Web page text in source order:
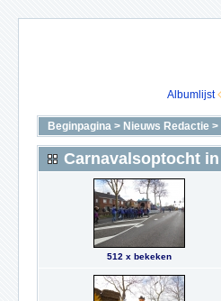
Albumlijst
Beginpagina > Nieuws Redactie >
Carnavalsoptocht
512 x bekeken